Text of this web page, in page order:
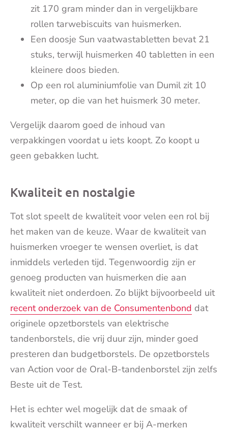
zit 170 gram minder dan in vergelijkbare
rollen tarwebiscuits van huismerken.
Een doosje Sun vaatwastabletten bevat 21
stuks, terwijl huismerken 40 tabletten in een
kleinere doos bieden.
Op een rol aluminiumfolie van Dumil zit 10
meter, op die van het huismerk 30 meter.
Vergelijk daarom goed de inhoud van
verpakkingen voordat u iets koopt. Zo koopt u
geen gebakken lucht.
Kwaliteit en nostalgie
Tot slot speelt de kwaliteit voor velen een rol bij
het maken van de keuze. Waar de kwaliteit van
huismerken vroeger te wensen overliet, is dat
inmiddels verleden tijd. Tegenwoordig zijn er
genoeg producten van huismerken die aan
kwaliteit niet onderdoen. Zo blijkt bijvoorbeeld uit
recent onderzoek van de Consumentenbond dat
originele opzetborstels van elektrische
tandenborstels, die vrij duur zijn, minder goed
presteren dan budgetborstels. De opzetborstels
van Action voor de Oral-B-tandenborstel zijn zelfs
Beste uit de Test.
Het is echter wel mogelijk dat de smaak of
kwaliteit verschilt wanneer er bij A-merken